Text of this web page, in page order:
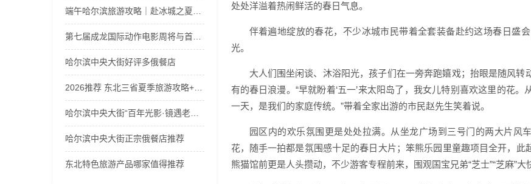
哈尔滨中央大街好评多俄餐店
哈尔滨中央大街正宗俄餐店推荐
东北特色旅游产品哪家值得推荐
处处洋溢着热闹鲜活的春日气息。
伴着遍地绽放的春花，不少冰城市民带着全套装备赴约这场春日盛
光。
大人们围坐闲谈、沐浴阳光，孩子们在一旁奔跑嬉戏；抬眼是随风
有的春日浪漫。“早就盼着‘五一’来太阳岛了，我女儿特别喜欢这里的花
一天，是我们的家庭传统。”带着全家出游的市民赵先生笑着说。
园区内的欢乐氛围更是处处拉满。从坐龙广场到三号门的两大片风
花，随手一拍都是氛围感十足的春日大片；笨熊乐园里童趣项目全开，
熊猫馆前更是人头攒动，不少游客专程前来，围观国宝兄弟“芝士”“芝麻”大